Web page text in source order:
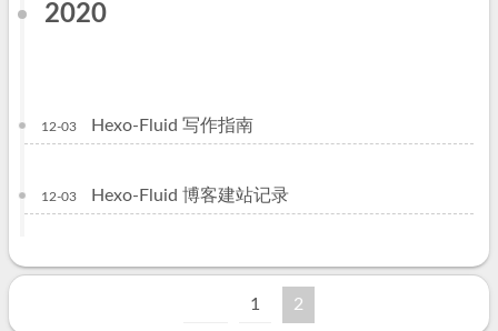
2020
12-03 Hexo-Fluid 写作指南
12-03 Hexo-Fluid 博客建站记录
1 2